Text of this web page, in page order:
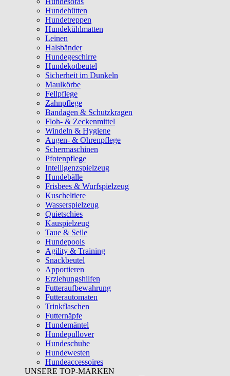
Hundehütten
Hundetreppen
Hundekühlmatten
Leinen
Halsbänder
Hundegeschirre
Hundekotbeutel
Sicherheit im Dunkeln
Maulkörbe
Fellpflege
Zahnpflege
Bandagen & Schutzkragen
Floh- & Zeckenmittel
Windeln & Hygiene
Augen- & Ohrenpflege
Schermaschinen
Pfotenpflege
Intelligenzspielzeug
Hundebälle
Frisbees & Wurfspielzeug
Kuscheltiere
Wasserspielzeug
Quietschies
Kauspielzeug
Taue & Seile
Hundepools
Agility & Training
Snackbeutel
Apportieren
Erziehungshilfen
Futteraufbewahrung
Futterautomaten
Trinkflaschen
Futternäpfe
Hundemäntel
Hundepullover
Hundeschuhe
Hundewesten
Hundeaccessoires
UNSERE TOP-MARKEN